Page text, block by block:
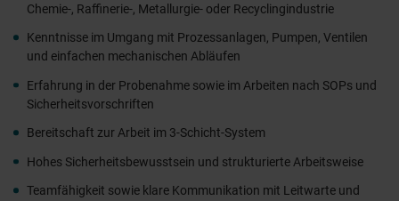
Chemie-, Raffinerie-, Metallurgie- oder Recyclingindustrie
Kenntnisse im Umgang mit Prozessanlagen, Pumpen, Ventilen
und einfachen mechanischen Abläufen
Erfahrung in der Probenahme sowie im Arbeiten nach SOPs und
Sicherheitsvorschriften
Bereitschaft zur Arbeit im 3-Schicht-System
Hohes Sicherheitsbewusstsein und strukturierte Arbeitsweise
Teamfähigkeit sowie klare Kommunikation mit Leitwarte und